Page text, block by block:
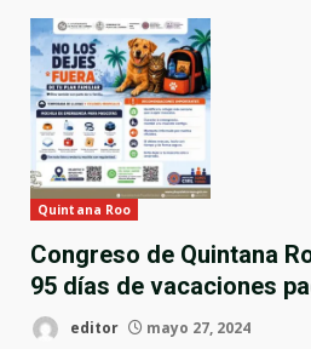
Quintana Roo
Congreso de Quintana
95 días de vacaciones
editor mayo 27, 2024